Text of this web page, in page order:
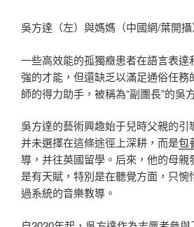
吳方達（左）與媽媽（中國網/葉開攝
一些高效能的孤獨癥患者在語言表達
強的才能，但還缺乏以滿足通俗任務
師的得力助手，被稱為“副團長”的吳
吳方達的藝術興趣始于兒時父親的引
并未選擇在這條途徑上深耕，而是包
導，并往英國留學。后來，他的母親
是有天賦，特別是在聽覺方面，只惋
過系統的音樂教導。